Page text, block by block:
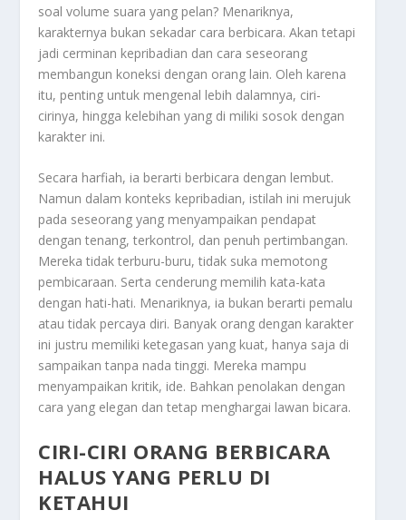
soal volume suara yang pelan? Menariknya,
karakternya bukan sekadar cara berbicara. Akan tetapi
jadi cerminan kepribadian dan cara seseorang
membangun koneksi dengan orang lain. Oleh karena
itu, penting untuk mengenal lebih dalamnya, ciri-
cirinya, hingga kelebihan yang di miliki sosok dengan
karakter ini.
Secara harfiah, ia berarti berbicara dengan lembut.
Namun dalam konteks kepribadian, istilah ini merujuk
pada seseorang yang menyampaikan pendapat
dengan tenang, terkontrol, dan penuh pertimbangan.
Mereka tidak terburu-buru, tidak suka memotong
pembicaraan. Serta cenderung memilih kata-kata
dengan hati-hati. Menariknya, ia bukan berarti pemalu
atau tidak percaya diri. Banyak orang dengan karakter
ini justru memiliki ketegasan yang kuat, hanya saja di
sampaikan tanpa nada tinggi. Mereka mampu
menyampaikan kritik, ide. Bahkan penolakan dengan
cara yang elegan dan tetap menghargai lawan bicara.
CIRI-CIRI ORANG BERBICARA
HALUS YANG PERLU DI
KETAHUI